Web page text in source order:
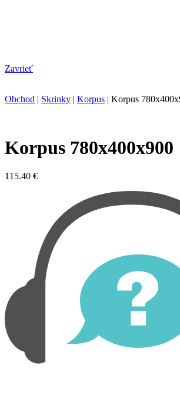
Zavrieť
Obchod | Skrinky | Korpus | Korpus
Korpus 780x400x900
115.40 €